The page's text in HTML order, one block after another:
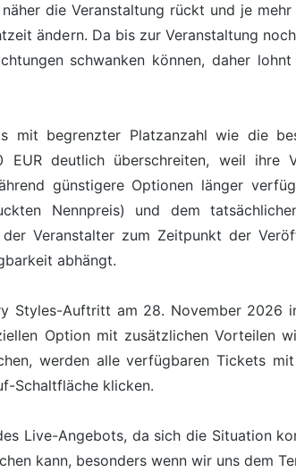
die Veranstaltung rückt und je mehr
ändern. Da bis zur Veranstaltung
schwanken können, daher
begrenzter Platzanzahl wie die
deutlich überschreiten, weil ihre
günstigere Optionen länger
Nennpreis) und dem
Veranstalter zum Zeitpunkt der
abhängt.
Styles-Auftritt am 28. November 2026
Option mit zusätzlichen Vorteilen
werden alle verfügbaren Tickets
Schaltfläche klicken.
Live-Angebots, da sich die Situation
kann, besonders wenn wir uns dem